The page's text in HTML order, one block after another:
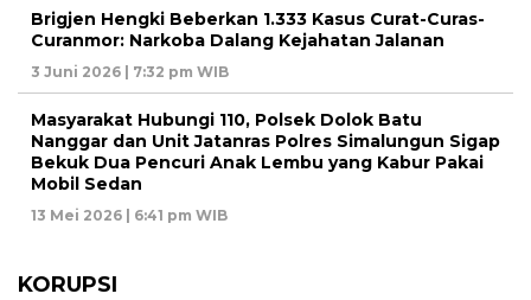
Brigjen Hengki Beberkan 1.333 Kasus Curat-Curas-
Curanmor: Narkoba Dalang Kejahatan Jalanan
3 Juni 2026 | 7:32 pm WIB
Masyarakat Hubungi 110, Polsek Dolok Batu
Nanggar dan Unit Jatanras Polres Simalungun Sigap
Bekuk Dua Pencuri Anak Lembu yang Kabur Pakai
Mobil Sedan
13 Mei 2026 | 6:41 pm WIB
KORUPSI